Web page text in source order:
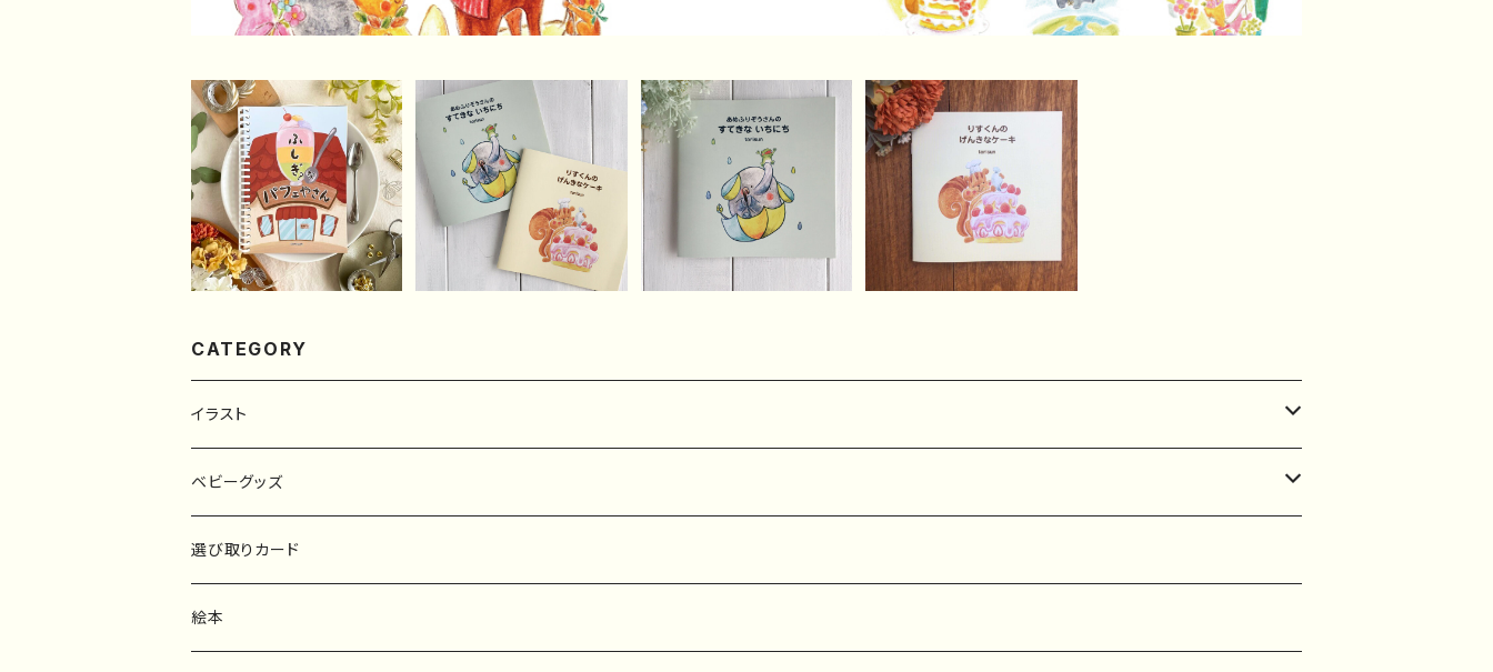
3分割絵本『ふしぎ？な
パフェやさん』
¥1,800
SOLD OUT
パティシエりすくんと雨
降りぞうさんの絵本セッ
¥1,000
絵本『あめふりぞうさん
の すてきないちにち』
¥500
絵本『りすくんのげんき
なケーキ』
¥500
CATEGORY
イラスト
原画
ポスター
ファブリックボード
ベビーグッズ
マタニティーマーク
選び取りカード
選び取りカード
絵本